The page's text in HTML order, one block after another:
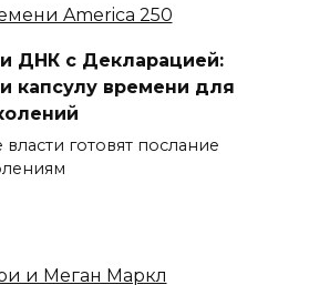
и ДНК с Декларацией:
капсулу времени для
готовят послание